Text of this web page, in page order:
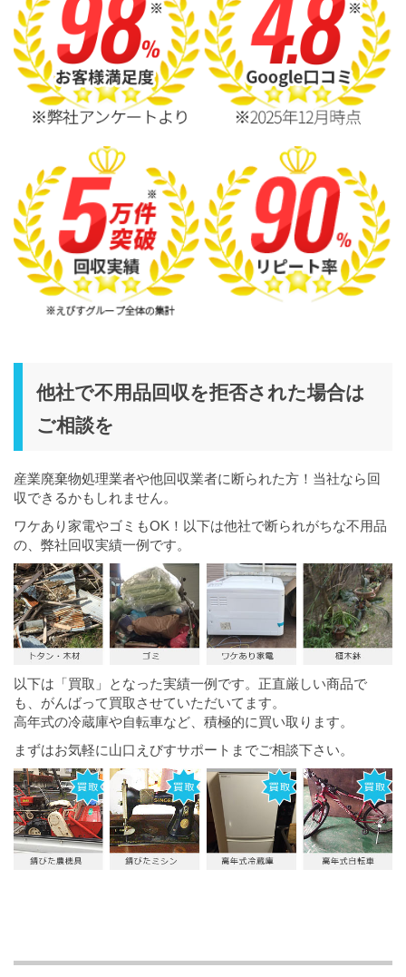
他社で不用品回収を拒否された場合は
ご相談を
産業廃棄物処理業者や他回収業者に断られた方！当社なら回
収できるかもしれません。
ワケあり家電やゴミもOK！以下は他社で断られがちな不用品
の、弊社回収実績一例です。
以下は「買取」となった実績一例です。正直厳しい商品で
も、がんばって買取させていただいてます。
高年式の冷蔵庫や自転車など、積極的に買い取ります。
まずはお気軽に山口えびすサポートまでご相談下さい。